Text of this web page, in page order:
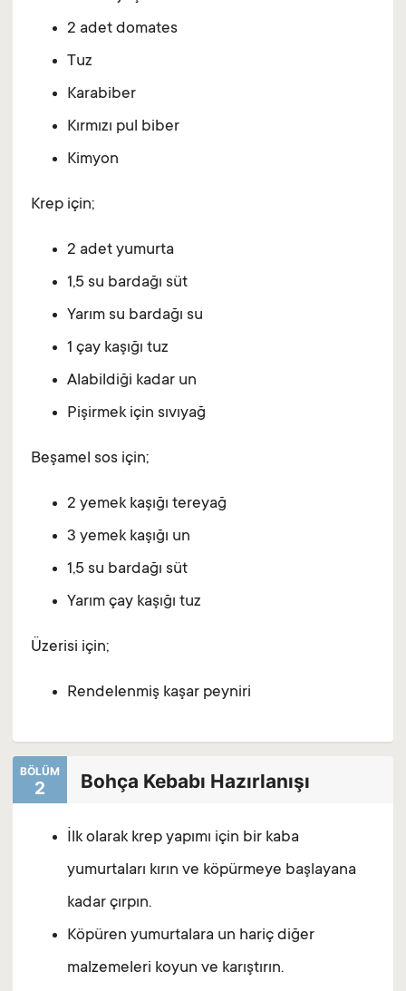
2 adet domates
Tuz
Karabiber
Kırmızı pul biber
Kimyon
Krep için;
2 adet yumurta
1,5 su bardağı süt
Yarım su bardağı su
1 çay kaşığı tuz
Alabildiği kadar un
Pişirmek için sıvıyağ
Beşamel sos için;
2 yemek kaşığı tereyağ
3 yemek kaşığı un
1,5 su bardağı süt
Yarım çay kaşığı tuz
Üzerisi için;
Rendelenmiş kaşar peyniri
BÖLÜM
2 Bohça Kebabı Hazırlanışı
İlk olarak krep yapımı için bir kaba
yumurtaları kırın ve köpürmeye başlayana
kadar çırpın.
Köpüren yumurtalara un hariç diğer
malzemeleri koyun ve karıştırın.